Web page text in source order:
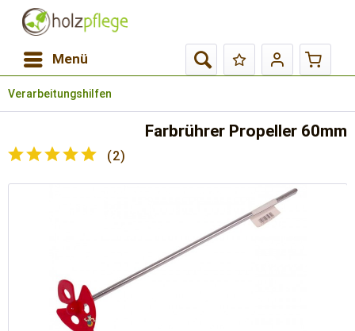
Menü
Verarbeitungshilfen
Farbrührer Propeller 60mm
(2)